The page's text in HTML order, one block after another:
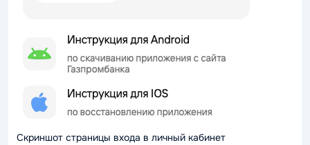
Скриншот страницы входа в личный кабинет